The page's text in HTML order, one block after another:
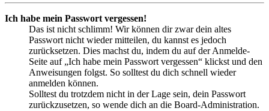
Ich habe mein Passwort vergessen!
Das ist nicht schlimm! Wir können dir zwar dein altes
Passwort nicht wieder mitteilen, du kannst es jedoch
zurücksetzen. Dies machst du, indem du auf der Anmelde-
Seite auf „Ich habe mein Passwort vergessen“ klickst und den
Anweisungen folgst. So solltest du dich schnell wieder
anmelden können.
Solltest du trotzdem nicht in der Lage sein, dein Passwort
zurückzusetzen, so wende dich an die Board-Administration.